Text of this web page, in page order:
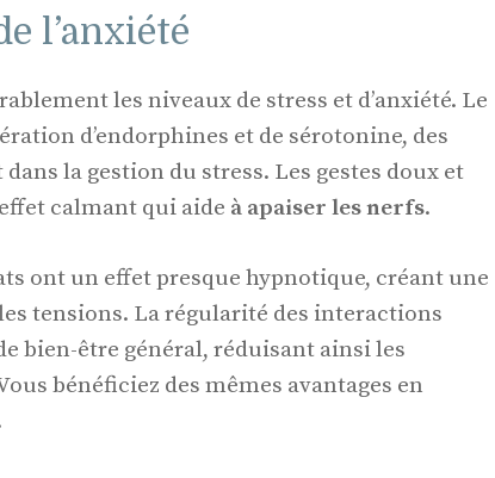
l’anxiété
les niveaux de stress et d’anxiété. Le
d’endorphines et de sérotonine, des
la gestion du stress. Les gestes doux et
calmant qui aide à apaiser les nerfs.
ont un effet presque hypnotique, créant une
tensions. La régularité des interactions
bien-être général, réduisant ainsi les
bénéficiez des mêmes avantages en